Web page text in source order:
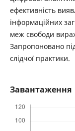
ефективність
інформаційних
меж свободи
Запропоновано
слідчої практики.
Завантаження